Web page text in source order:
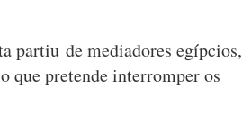
partiu de mediadores egípcios,
que pretende interromper os